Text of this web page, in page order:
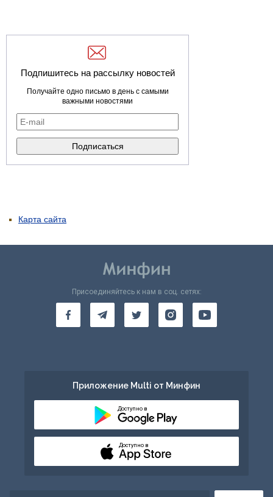
Подпишитесь на рассылку новостей
Получайте одно письмо в день с самыми
важными новостями
Карта сайта
Присоединяйтесь к нам в соц. сетях:
Приложение Multi от Минфин
Доступно в
Доступно в